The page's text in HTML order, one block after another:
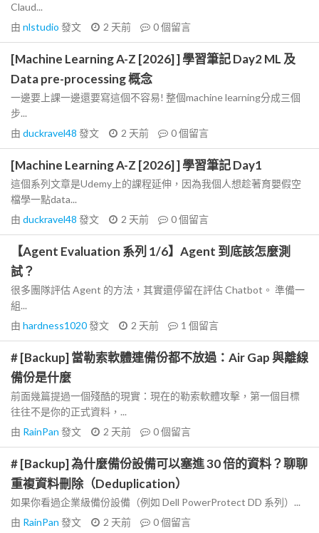
Claud...
由 nlstudio 發文 2 天前 0個留言
[Machine Learning A-Z [2026] ] 學習筆記 Day2 ML 及
Data pre-processing 概念
一邊要上課一邊還要寫這個不容易! 整個machine learning分成三個
步...
由 duckravel48 發文 2 天前 0個留言
[Machine Learning A-Z [2026] ] 學習筆記 Day1
這個系列文章是Udemy上的課程延伸，因為我個人想趁著育嬰假空
檔學一點data...
由 duckravel48 發文 2 天前 0個留言
【Agent Evaluation 系列 1/6】Agent 到底該怎麼測
試？
很多團隊評估 Agent 的方法，其實還停留在評估 Chatbot。 準備一
組...
由 hardness1020發文 2 天前 1 個留言
# [Backup] 當勒索軟體連備份都不放過：Air Gap 與離線
備份是什麼
前面幾篇提過一個殘酷的現實：現在的勒索軟體攻擊，第一個目標
往往不是你的正式資料，...
由 RainPan 發文 2 天前 0個留言
# [Backup] 為什麼備份設備可以塞進 30 倍的資料？聊聊
重複資料刪除（Deduplication）
如果你看過企業級備份設備（例如 Dell PowerProtect DD 系列）...
由 RainPan 發文 2 天前 0個留言